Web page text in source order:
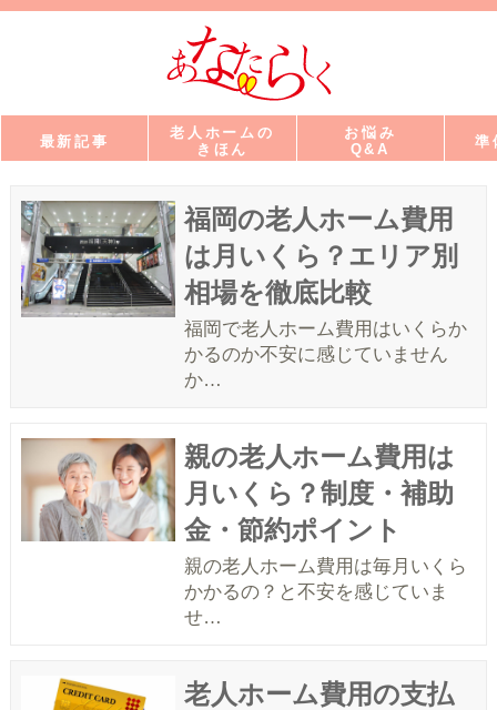
最新記事
老人ホームの
きほん
お悩み
Q&A
準
福岡の老人ホーム費用
は月いくら？エリア別
相場を徹底比較
福岡で老人ホーム費用はいくらか
かるのか不安に感じていません
か…
親の老人ホーム費用は
月いくら？制度・補助
金・節約ポイント
親の老人ホーム費用は毎月いくら
かかるの？と不安を感じていま
せ…
老人ホーム費用の支払